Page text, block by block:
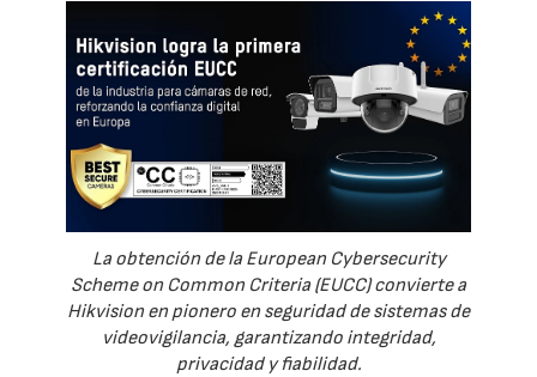
La obtención de la European Cybersecurity
Scheme on Common Criteria (EUCC) convierte a
Hikvision en pionero en seguridad de sistemas de
videovigilancia, garantizando integridad,
privacidad y fiabilidad.